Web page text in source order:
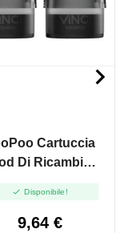
Cartuccia
Di Ricambio
DTL - 5 Ml - 2pz
 Disponibile!
9,64 €
